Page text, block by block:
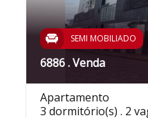
SEMI MOBILIADO
6886 . Venda
Apartamento
3 dormitório(s) . 2